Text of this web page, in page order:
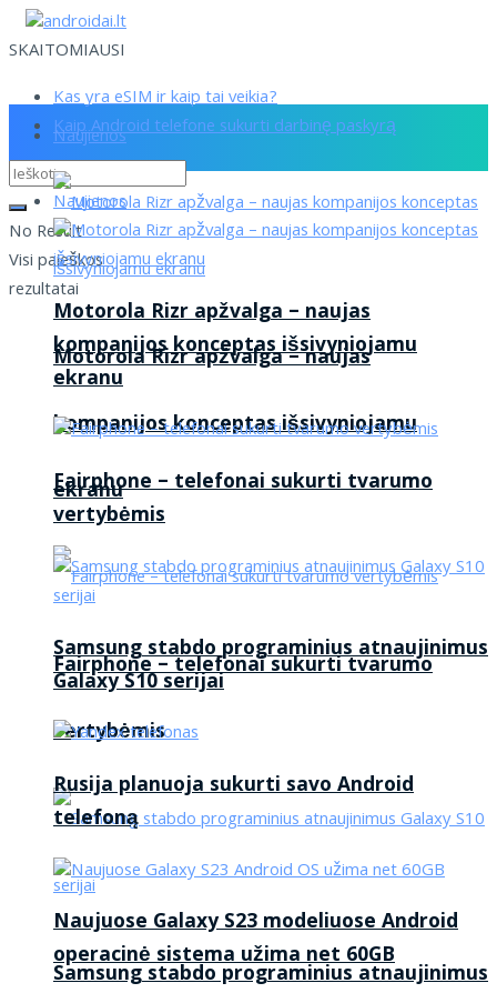
SKAITOMIAUSI
Kas yra eSIM ir kaip tai veikia?
Kaip Android telefone sukurti darbinę paskyrą
No Result
Visi paieškos
rezultatai
Naujienos
Motorola Rizr apžvalga – naujas
kompanijos konceptas išsivyniojamu
ekranu
Fairphone – telefonai sukurti tvarumo
vertybėmis
Samsung stabdo programinius atnaujinimus
Naujienos
Motorola Rizr apžvalga – naujas
kompanijos konceptas išsivyniojamu
ekranu
Fairphone – telefonai sukurti tvarumo
vertybėmis
Samsung stabdo programinius atnaujinimus
Galaxy S10 serijai
Rusija planuoja sukurti savo Android
telefoną
Naujuose Galaxy S23 modeliuose Android
operacinė sistema užima net 60GB